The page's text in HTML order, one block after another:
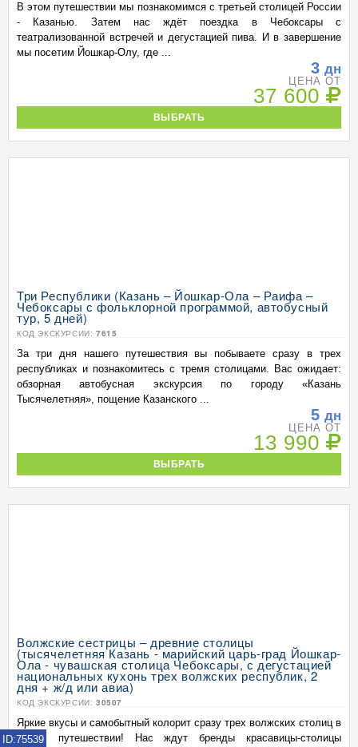
В этом путешествии мы познакомимся с третьей столицей России
- Казанью. Затем нас ждёт поездка в Чебоксары с
театрализованной встречей и дегустацией пива. И в завершение
мы посетим Йошкар-Олу, где ...
3 дн
ЦЕНА ОТ
37 600
ВЫБРАТЬ
Три Республики (Казань – Йошкар-Ола – Раифа –
Чебоксары с фольклорной программой, автобусный
тур, 5 дней)
КОД ЭКСКУРСИИ: 7615
За три дня нашего путешествия вы побываете сразу в трех
республиках и познакомитесь с тремя столицами. Вас ожидает:
обзорная автобусная экскурсия по городу «Казань
Тысячелетняя», пощение Казанского ...
5 дн
ЦЕНА ОТ
13 990
ВЫБРАТЬ
Волжские сестрицы – древние столицы
(тысячелетняя Казань - марийский царь-град Йошкар-
Ола - чувашская столица Чебоксары, с дегустацией
национальных кухонь трех волжских республик, 2
дня + ж/д или авиа)
КОД ЭКСКУРСИИ: 30507
Яркие вкусы и самобытный колорит сразу трех волжских столиц в
одном путешествии! Нас ждут бренды красавицы-столицы
ID:75539